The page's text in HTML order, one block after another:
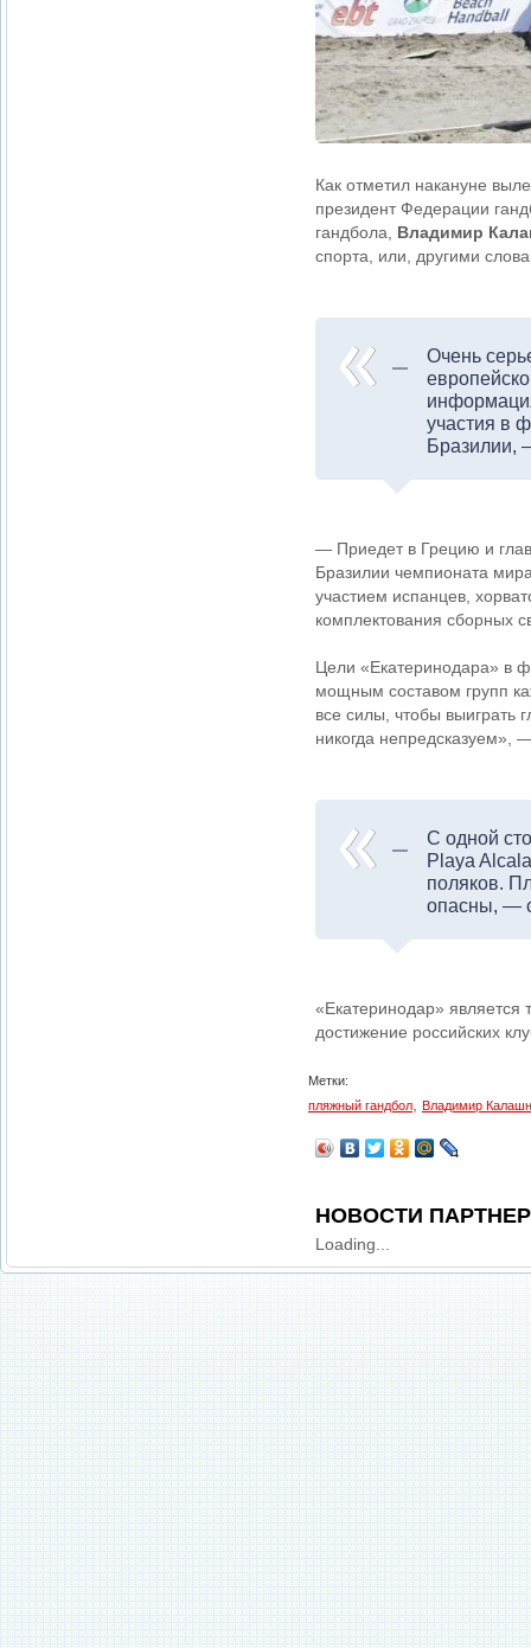
Как отметил накануне
президент Федерации
гандбола, Владимир
спорта, или, другими
Очень
участия в
Бразилии,
— Приедет в Грецию и
Бразилии чемпионата
участием испанцев,
комплектования сборных
Цели «Екатеринодара» в
мощным составом групп
все силы, чтобы выиграть
никогда непредсказуем»,
С одной
Playa
поляков.
опасны, —
«Екатеринодар»
достижение российских
Метки:
пляжный гандбол
Владимир
НОВОСТИ
Loading...